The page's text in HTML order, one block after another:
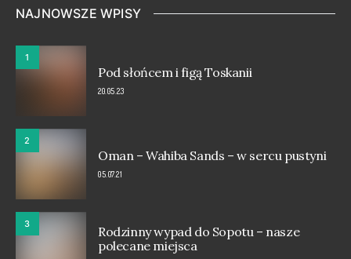
NAJNOWSZE WPISY
1
Pod słońcem i figą Toskanii
20.05.23
2
Oman – Wahiba Sands – w sercu pustyni
05.07.21
3
Rodzinny wypad do Sopotu – nasze
polecane miejsca